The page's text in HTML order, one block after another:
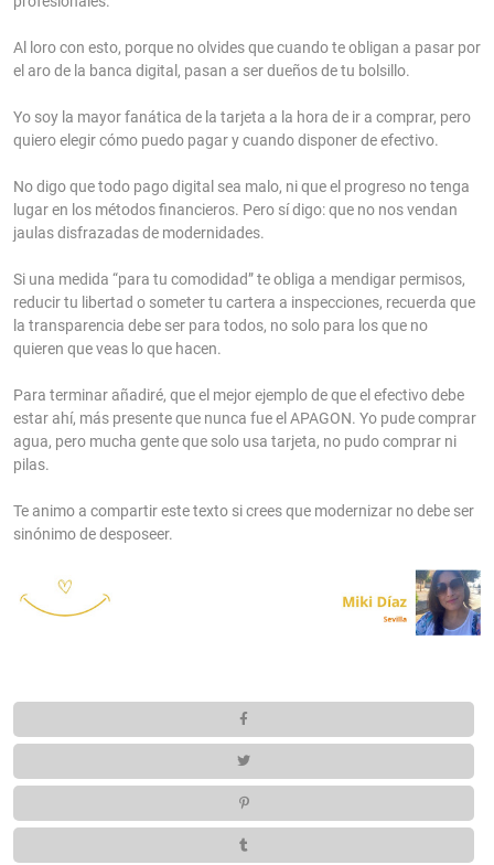
Al loro con esto, porque no olvides que cuando te obligan a pasar por
el aro de la banca digital, pasan a ser dueños de tu bolsillo.
Yo soy la mayor fanática de la tarjeta a la hora de ir a comprar, pero
quiero elegir cómo puedo pagar y cuando disponer de efectivo.
No digo que todo pago digital sea malo, ni que el progreso no tenga
lugar en los métodos financieros. Pero sí digo: que no nos vendan
jaulas disfrazadas de modernidades.
Si una medida “para tu comodidad” te obliga a mendigar permisos,
reducir tu libertad o someter tu cartera a inspecciones, recuerda que
la transparencia debe ser para todos, no solo para los que no
quieren que veas lo que hacen.
Para terminar añadiré, que el mejor ejemplo de que el efectivo debe
estar ahí, más presente que nunca fue el APAGON. Yo pude comprar
agua, pero mucha gente que solo usa tarjeta, no pudo comprar ni
pilas.
Te animo a compartir este texto si crees que modernizar no debe ser
sinónimo de desposeer.